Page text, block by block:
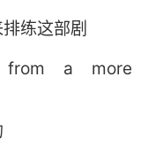
练这部剧
from a more